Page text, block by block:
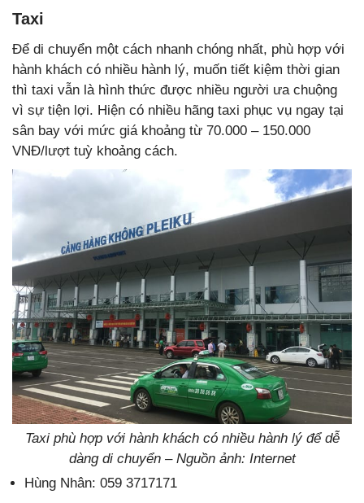
Taxi
Để di chuyển một cách nhanh chóng nhất, phù hợp với
hành khách có nhiều hành lý, muốn tiết kiệm thời gian
thì taxi vẫn là hình thức được nhiều người ưa chuộng
vì sự tiện lợi. Hiện có nhiều hãng taxi phục vụ ngay tại
sân bay với mức giá khoảng từ 70.000 – 150.000
VNĐ/lượt tuỳ khoảng cách.
Taxi phù hợp với hành khách có nhiều hành lý để dễ
dàng di chuyển – Nguồn ảnh: Internet
Hùng Nhân: 059 3717171